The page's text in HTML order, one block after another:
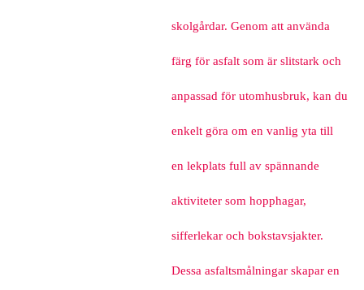
skolgårdar. Genom att använda
färg för asfalt som är slitstark och
anpassad för utomhusbruk, kan du
enkelt göra om en vanlig yta till
en lekplats full av spännande
aktiviteter som hopphagar,
sifferlekar och bokstavsjakter.
Dessa asfaltsmålningar skapar en